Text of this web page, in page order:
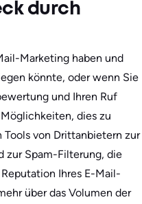
durch
Marketing haben und
könnte, oder wenn Sie
und Ihren Ruf
dies zu
Tools von Drittanbietern zur
zur Spam-Filterung, die
Ihres E-Mail-
über das Volumen der